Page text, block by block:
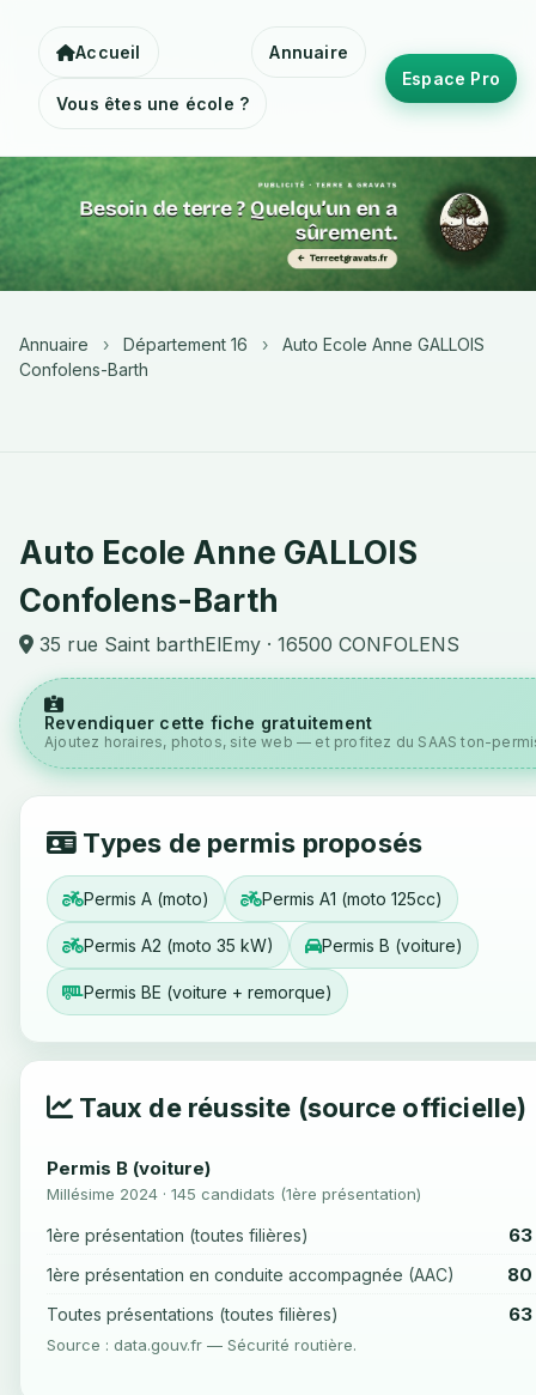
Accueil Annuaire
Vous êtes une école ?
Espace Pro
Annuaire › Département 16 ›
Auto Ecole Anne GALLOIS
Confolens-Barth
Auto Ecole Anne GALLOIS
Confolens-Barth
35 rue Saint barthElEmy · 16500 CONFOLENS
Revendiquer cette fiche gratuitement
Ajoutez horaires, photos, site web — et profitez du SAAS ton-
Types de permis proposés
Permis A (moto) Permis A1 (moto 125cc)
Permis A2 (moto 35 kW) Permis B (voiture)
Permis BE (voiture + remorque)
Taux de réussite (source officielle)
Permis B (voiture)
Millésime 2024 · 145 candidats (1ère présentation)
1ère présentation (toutes filières) 63
1ère présentation en conduite accompagnée (AAC) 80
Toutes présentations (toutes filières) 63
Source : data.gouv.fr — Sécurité routière.